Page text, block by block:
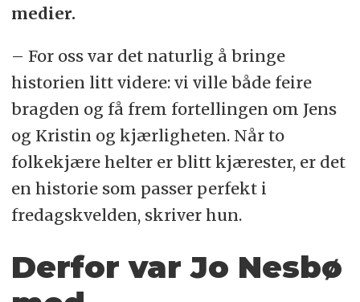
medier.
– For oss var det naturlig å bringe
historien litt videre: vi ville både feire
bragden og få frem fortellingen om Jens
og Kristin og kjærligheten. Når to
folkekjære helter er blitt kjærester, er det
en historie som passer perfekt i
fredagskvelden, skriver hun.
Derfor var Jo Nesbø